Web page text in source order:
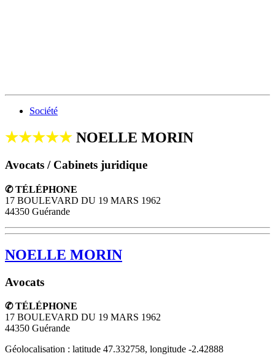
Société
★★★★★ NOELLE MORIN
Avocats / Cabinets juridique
✆ TÉLÉPHONE
17 BOULEVARD DU 19 MARS 1962
44350 Guérande
NOELLE MORIN
Avocats
✆ TÉLÉPHONE
17 BOULEVARD DU 19 MARS 1962
44350 Guérande
Géolocalisation : latitude 47.332758, longitude -2.42888